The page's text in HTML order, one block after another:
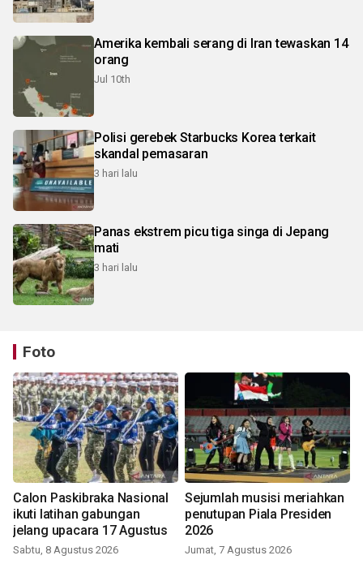
Amerika kembali serang di Iran tewaskan 14
orang
Jul 10th
Polisi gerebek Starbucks Korea terkait
skandal pemasaran
3 hari lalu
Panas ekstrem picu tiga singa di Jepang
mati
3 hari lalu
Foto
Calon Paskibraka Nasional
ikuti latihan gabungan
jelang upacara 17 Agustus
Sabtu, 8 Agustus 2026
Sejumlah musisi meriahkan
penutupan Piala Presiden
2026
Jumat, 7 Agustus 2026